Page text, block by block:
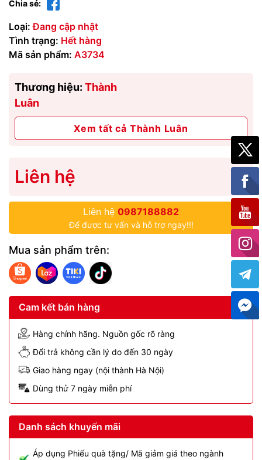
Chia sẻ:
Loại: Đang cập nhật
Tình trạng: Hết hàng
Mã sản phẩm: A3734
Thương hiệu: Thành
Luân
Xem tất cả Thành Luân
Liên hệ
Liên hệ 0987188882
Để được tư vấn và hỗ trợ ngay!!!
Mua sản phẩm trên:
Cam kết bán hàng
Hàng chính hãng. Nguồn gốc rõ ràng
Đổi trả không cần lý do đến 30 ngày
Giao hàng ngay (nội thành Hà Nội)
Dùng thử 7 ngày miễn phí
Danh sách khuyến mãi
Áp dụng Phiếu quà tặng/ Mã giảm giá theo ngành